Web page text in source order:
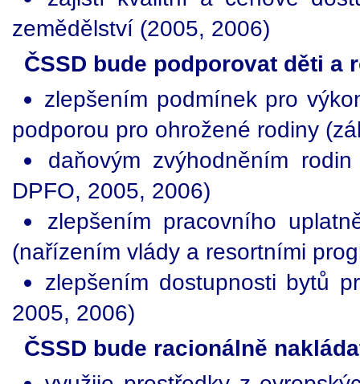
zemědělství (2005, 2006)
ČSSD bude podporovat děti a
zlepšením podmínek pro
podporou pro ohrožené rodiny
daňovým zvýhodněním
DPFO, 2005, 2006)
zlepšením pracovního
(nařízením vlády a resortními
zlepšením dostupnosti bytů
2005, 2006)
ČSSD bude racionálně